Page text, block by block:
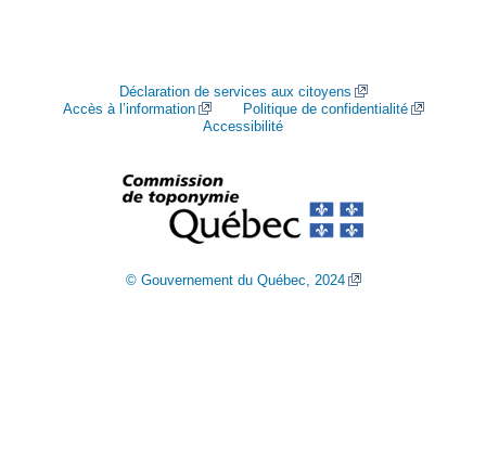
Déclaration de services aux citoyens
Accès à l’information
Politique de confidentialité
Accessibilité
© Gouvernement du Québec, 2024